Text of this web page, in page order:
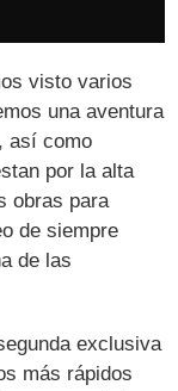
visto varios
una aventura
, así como
por la alta
obras para
de siempre
de las
exclusiva
más rápidos